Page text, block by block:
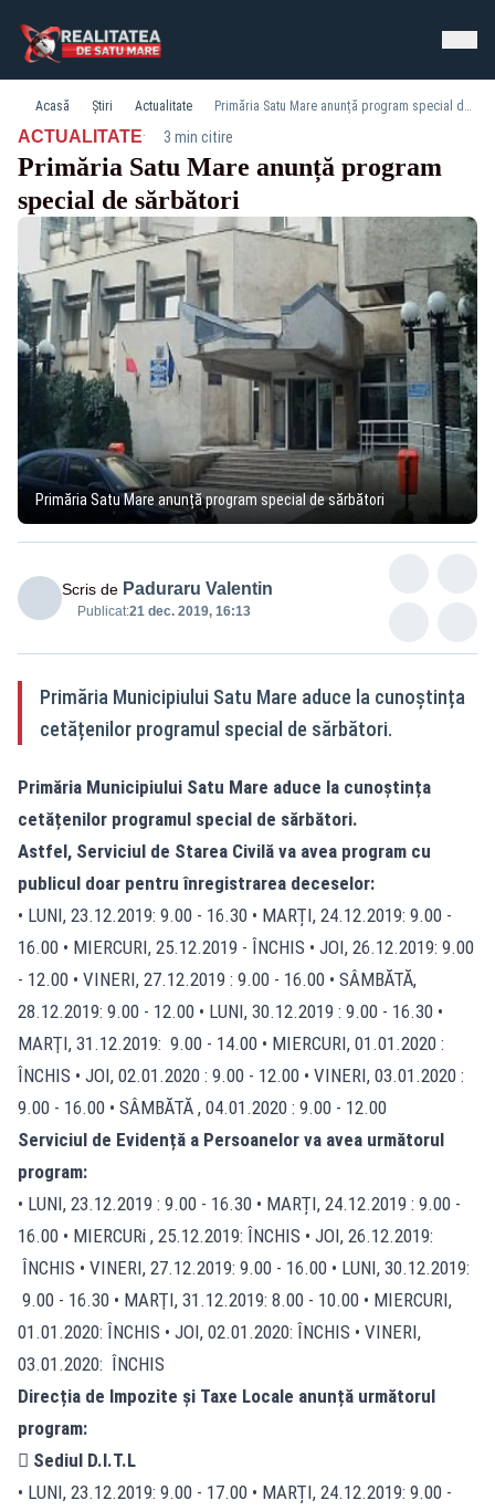
Acasă Știri Actualitate Primăria Satu Mare anunță program special de sărbători
ACTUALITATE· 3 min citire
Primăria Satu Mare anunță program
special de sărbători
Primăria Satu Mare anunță program special de sărbători
Scris de Paduraru Valentin
Publicat:21 dec. 2019, 16:13
Primăria Municipiului Satu Mare aduce la cunoștința
cetățenilor programul special de sărbători.
Primăria Municipiului Satu Mare aduce la cunoștința
cetățenilor programul special de sărbători.
Astfel, Serviciul de Starea Civilă va avea program cu
publicul doar pentru înregistrarea deceselor:
• LUNI, 23.12.2019: 9.00 - 16.30 • MARȚI, 24.12.2019: 9.00 -
16.00 • MIERCURI, 25.12.2019 - ÎNCHIS • JOI, 26.12.2019: 9.00
- 12.00 • VINERI, 27.12.2019 : 9.00 - 16.00 • SÂMBĂTĂ,
28.12.2019: 9.00 - 12.00 • LUNI, 30.12.2019 : 9.00 - 16.30 •
MARŢI, 31.12.2019: 9.00 - 14.00 • MIERCURI, 01.01.2020 :
ÎNCHIS • JOI, 02.01.2020 : 9.00 - 12.00 • VINERI, 03.01.2020 :
9.00 - 16.00 • SÂMBĂTĂ , 04.01.2020 : 9.00 - 12.00
Serviciul de Evidență a Persoanelor va avea următorul
program:
• LUNI, 23.12.2019 : 9.00 - 16.30 • MARȚI, 24.12.2019 : 9.00 -
16.00 • MIERCURi , 25.12.2019: ÎNCHIS • JOI, 26.12.2019:
ÎNCHIS • VINERI, 27.12.2019: 9.00 - 16.00 • LUNI, 30.12.2019:
9.00 - 16.30 • MARŢI, 31.12.2019: 8.00 - 10.00 • MIERCURI,
01.01.2020: ÎNCHIS • JOI, 02.01.2020: ÎNCHIS • VINERI,
03.01.2020: ÎNCHIS
Direcția de Impozite și Taxe Locale anunță următorul
program:
 Sediul D.I.T.L
• LUNI, 23.12.2019: 9.00 - 17.00 • MARȚI, 24.12.2019: 9.00 -